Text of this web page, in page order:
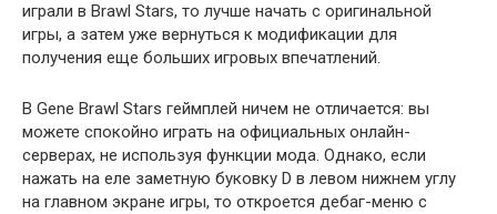
играли в Brawl Stars, то лучше начать с оригинальной
игры, а затем уже вернуться к модификации для
получения еще больших игровых впечатлений.
В Gene Brawl Stars геймплей ничем не отличается: вы
можете спокойно играть на официальных онлайн-
серверах, не используя функции мода. Однако, если
нажать на еле заметную буковку D в левом нижнем углу
на главном экране игры, то откроется дебаг-меню с